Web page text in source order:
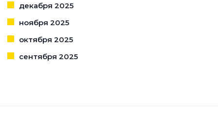
декабря 2025
ноября 2025
октября 2025
сентября 2025